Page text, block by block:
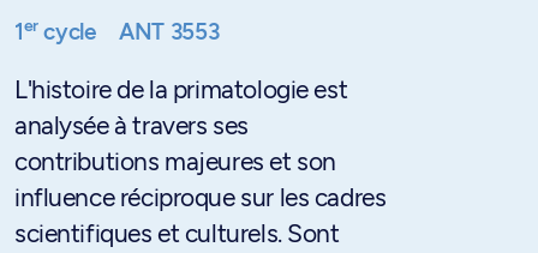
1ercycle ANT 3553
L'histoire de la primatologie est
analysée à travers ses
contributions majeures et son
influence réciproque sur les cadres
scientifiques et culturels. Sont